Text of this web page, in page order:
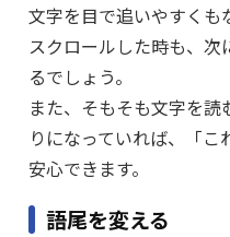
文字を目で追いやすくも
スクロールした時も、
るでしょう。
また、そもそも文字を
りになっていれば、「こ
安心できます。
語尾を変える